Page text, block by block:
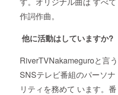
作詞作曲。
他に活動はしていますか?
RiverTVNakameguroと言う
SNSテレビ番組のパーソナ
リティを務めて います。番